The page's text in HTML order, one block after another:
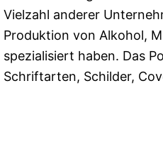
Vielzahl anderer
Produktion von Alkohol,
spezialisiert haben. Das
Schriftarten, Schilder,